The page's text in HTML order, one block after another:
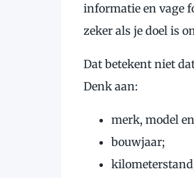
informatie en vage
zeker als je doel is
Dat betekent niet
Denk aan:
merk, model
bouwjaar;